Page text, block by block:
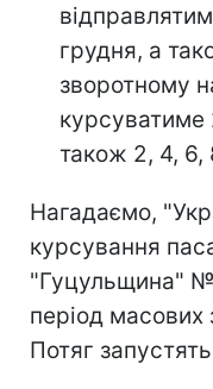
грудня, а
зворотному
курсуватиме
також 2, 4, 6,
Нагадаємо,
курсування
"Гуцульщина"
період масових
Потяг